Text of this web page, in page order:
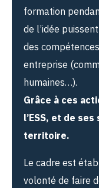
formation
de l’idée
des
entreprise
humaines…).
Grâce à ces
l’ESS, et de
territoire.
Le cadre est
volonté de faire